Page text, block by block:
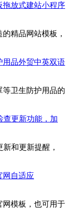
拖放式建站小程序
精品网站模板，
用品外贸中英双语
卫生防护用品的
查更新功能，加
新和更新提醒，
网自适应
网模板，也可用于